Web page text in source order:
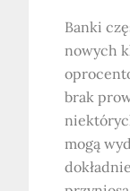
Banki
nowych
brak
mogą